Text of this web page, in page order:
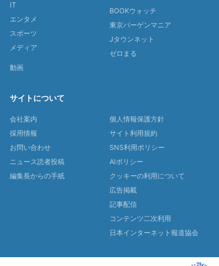
IT
エンタメ
スポーツ
メディア
動画
BOOKウォッチ
東京バーゲンマニア
Jタウンネット
ゼロまる
サイトについて
会社案内
採用情報
お問い合わせ
ニュース読者投稿
編集長からの手紙
個人情報保護方針
サイト利用規約
SNS利用ポリシー
AIポリシー
クッキーの利用について
広告掲載
記事配信
コンテンツ二次利用
日本インターネット報道協会